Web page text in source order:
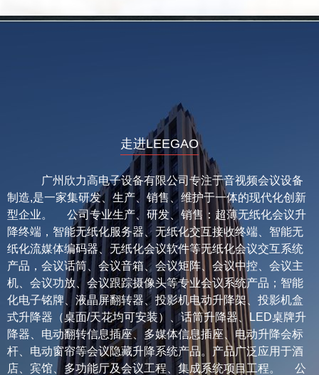
走进LEEGAO
广州欣力高电子设备有限公司专注于音视频会议设备
制造,是一家集研发、生产、销售、维护于一体的现代化创新
型企业。 公司专业生产、研发、销售：超薄无纸化会议升
降终端，智能无纸化服务器、无纸化交互接收终端、智能无
纸化流媒体编码器、无纸化会议软件等无纸化会议交互系统
产品，会议话筒、会议音箱、会议矩阵、会议中控、会议主
机、会议功放、会议跟踪摄像头等专业会议系统产品；智能
化电子铭牌、液晶屏翻转器、投影机电动升降架、投影机盒
式升降器（桌面/天花均可安装）、话筒升降器、LED桌牌升
降器、电动翻转信息插座、多媒体信息插座、电动升降会标
杆、电动窗帘等会议隐藏升降系统产品。产品广泛应用于酒
店、宾馆、多功能厅及会议工程、集成系统项目工程。 公